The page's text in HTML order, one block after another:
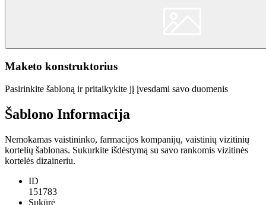
Maketo konstruktorius
Pasirinkite šabloną ir pritaikykite jį įvesdami savo duomenis
Šablono Informacija
Nemokamas vaistininko, farmacijos kompanijų, vaistinių vizitinių
kortelių šablonas. Sukurkite išdėstymą su savo rankomis vizitinės
kortelės dizaineriu.
ID
151783
Sukūrė